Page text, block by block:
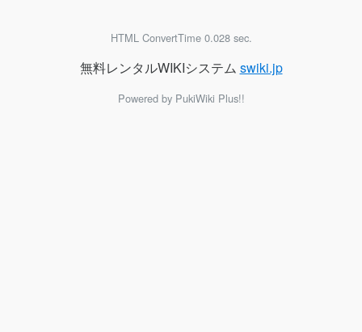
HTML ConvertTime 0.028 sec.
無料レンタルWIKIシステム swiki.jp
Powered by PukiWiki Plus!!